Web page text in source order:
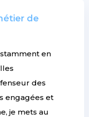
de
en
des
engagées et
je mets au